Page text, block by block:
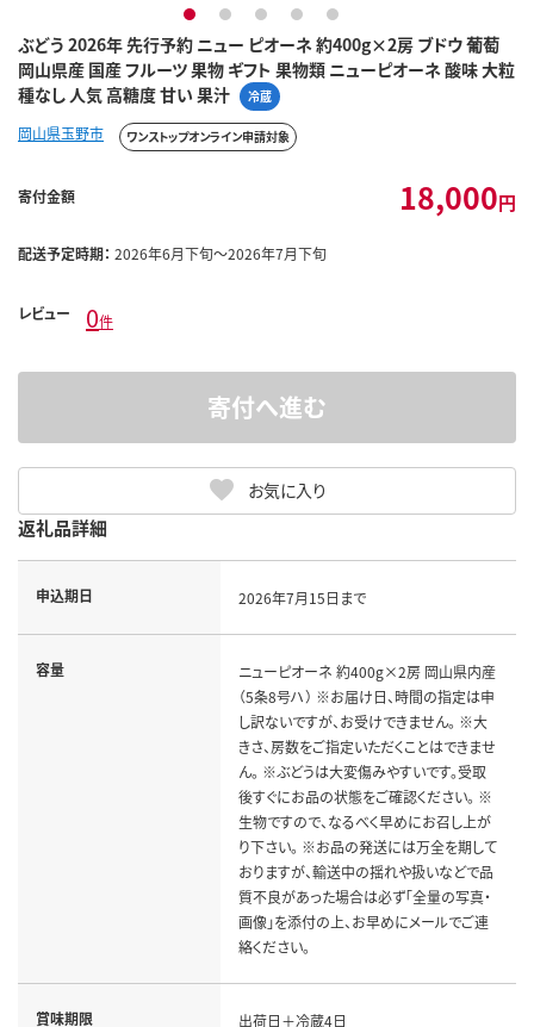
ぶどう 2026年 先行予約 ニュー ピオーネ 約400g×2房 ブドウ 葡萄
岡山県産 国産 フルーツ 果物 ギフト 果物類 ニューピオーネ 酸味 大粒
種なし 人気 高糖度 甘い 果汁
冷蔵
1 2 3 4 5
岡山県玉野市 ワンストップオンライン申請対象
寄付金額 18,000円
配送予定時期： 2026年6月下旬～2026年7月下旬
レビュー 0件
お気に入り
寄付へ進む
返礼品詳細
申込期日 2026年7月15日まで
容量
ニューピオーネ 約400g×2房 岡山県内産
（5条8号ハ） ※お届け日、時間の指定は申
し訳ないですが、お受けできません。 ※大
きさ、房数をご指定いただくことはできませ
ん。 ※ぶどうは大変傷みやすいです。受取
後すぐにお品の状態をご確認ください。 ※
生物ですので、なるべく早めにお召し上が
り下さい。 ※お品の発送には万全を期して
おりますが、輸送中の揺れや扱いなどで品
質不良があった場合は必ず「全量の写真・
画像」を添付の上、お早めにメールでご連
絡ください。
賞味期限
出荷日＋冷蔵4日